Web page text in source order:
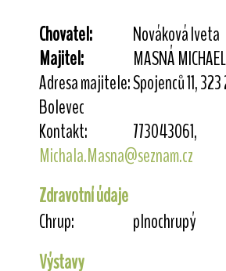
Chovatel:
Nováková Iveta
Majitel:
MASNÁ
Adresa majitele:Spojenců 11,
Bolevec
Kontakt:
773043061,
Michala.Masna@seznam.cz
Zdravotní údaje
Chrup:
plnochrupý
Výstavy